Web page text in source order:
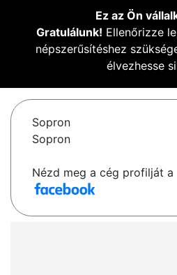
Ez az Ön
Gratulálunk! Ellenőrizze
népszerűsítéshez
élvezhesse
Sopron
Sopron
Nézd meg a cég profilját a